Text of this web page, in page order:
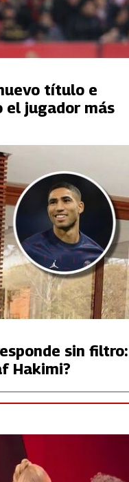
título e
el jugador más
sin filtro:
Hakimi?